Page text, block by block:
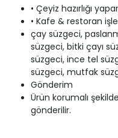
• Çeyiz hazırlığı
• Kafe & restoran
çay süzgeci,
süzgeci, bitki çayı
süzgeci, ince tel
süzgeci, mutfak
Gönderim
Ürün korumalı
gönderilir.